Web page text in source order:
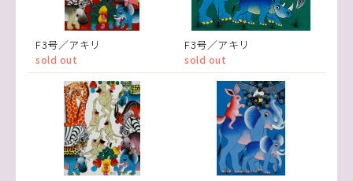
F3号／アキリ
sold out
F3号／アキリ
sold out